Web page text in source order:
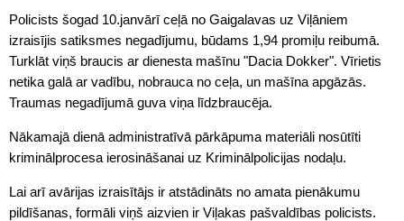
Policists šogad 10.janvārī ceļā no Gaigalavas uz Viļāniem
izraisījis satiksmes negadījumu, būdams 1,94 promiļu reibumā.
Turklāt viņš braucis ar dienesta mašīnu "Dacia Dokker". Vīrietis
netika galā ar vadību, nobrauca no ceļa, un mašīna apgāzās.
Traumas negadījumā guva viņa līdzbraucēja.
Nākamajā dienā administratīvā pārkāpuma materiāli nosūtīti
kriminālprocesa ierosināšanai uz Kriminālpolicijas nodaļu.
Lai arī avārijas izraisītājs ir atstādināts no amata pienākumu
pildīšanas, formāli viņš aizvien ir Viļakas pašvaldības policists.